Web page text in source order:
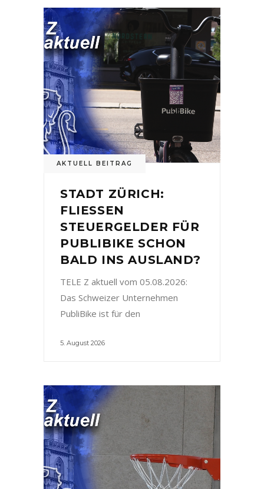
AKTUELL BEITRAG
STADT ZÜRICH:
FLIESSEN
STEUERGELDER FÜR
PUBLIBIKE SCHON
BALD INS AUSLAND?
TELE Z aktuell vom 05.08.2026:
Das Schweizer Unternehmen
PubliBike ist für den
5. August 2026